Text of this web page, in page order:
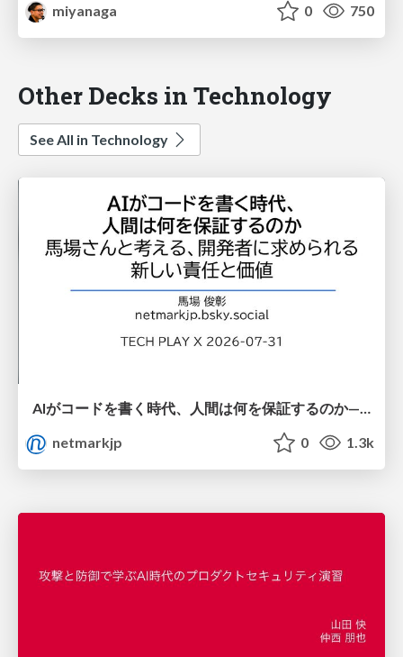
miyanaga
0 750
Other Decks in Technology
See All in Technology
AIがコードを書く時代、人間は何を保証するのか———馬場さんと考える、開発者に求められる新しい責任と価値 - TECH PLAY
netmarkjp
0 1.3k